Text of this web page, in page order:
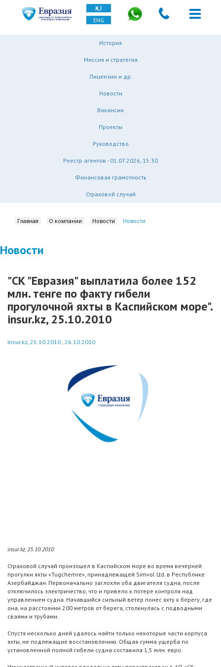
ҚАЗ
ENG
История
Миссия и стратегия
Лицензии и др.
Новости
Вакансии
Проекты
Руководство
Реестр агентов - 01.07.2026, 15:30
Финансовая грамотность
Страховой случай
Главная О компании Новости Новости
Новости
"СК "Евразия" выплатила более 152
млн. тенге по факту гибели
прогулочной яхты в Каспийском море".
insur.kz, 25.10.2010
insur.kz, 25.10.2010 , 26.10.2010
insur.kz, 25.10.2010
Страховой случай произошел в Каспийском море во время вечерней
прогулки яхты «Tugchemre», принадлежащей Simvol Ltd. в Республике
Азербайджан. Первоначально заглохли оба двигателя судна, после
отключилось электричество, что и привело к потере контроля над
управлением судна. Начавшийся сильный ветер понес яхту к берегу, где
она, на расстоянии 200 метров от берега, столкнулась с подводными
сваями и трубами.
Спустя несколько дней удалось найти только некоторые части корпуса
яхты, не подлежащие восстановлению. Общая сумма ущерба по
установленной полной гибели судна составила 1,5 млн. евро.